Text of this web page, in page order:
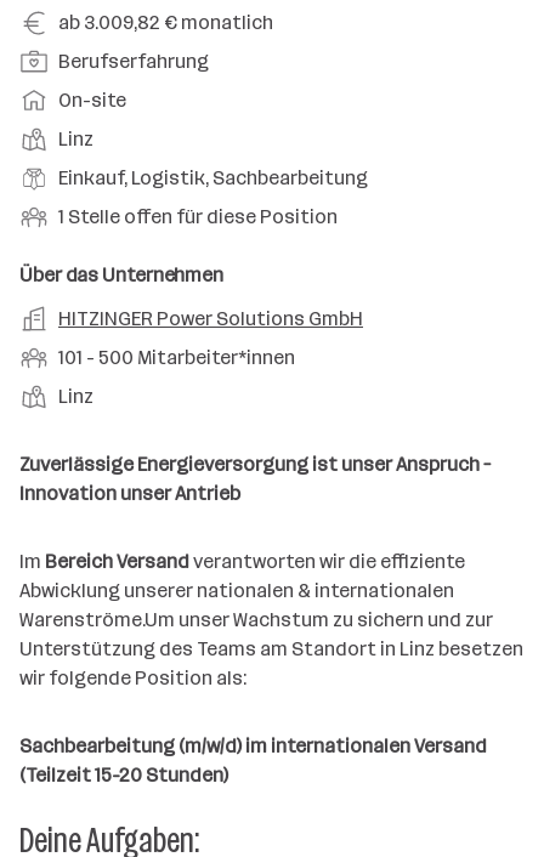
n
t
e
l
u
n
s
r
t
G
e
h
a
l
t
ab 3.009,82 € monatlich
P
o
i
t
i
n
e
b
n
Berufserfahrung
A
r
b
e
i
s
m
o
d
e
On-site
D
i
n
t
o
t
Linz
B
e
u
s
f
l
e
r
Einkauf, Logistik, Sachbearbeitung
O
f
n
e
S
l
l
n
1 Stelle offen für diese Position
Über das Unternehmen
A
r
e
t
g
b
e
r
HITZINGER Power Solutions GmbH
M
i
t
r
b
i
t
e
r
*
n
n
n
101 - 500 Mitarbeiter*innen
S
a
n
r
t
e
Linz
Zuverlässige Energieversorgung ist unser Anspruch –
Innovation unser Antrieb
Im Bereich Versandverantworten wir die effiziente
Abwicklung unserer nationalen & internationalen
Warenströme.Um unser Wachstum zu sichern und zur
Unterstützung des Teams am Standort in Linz besetzen
wir folgende Position als:
Sachbearbeitung (m/w/d) im internationalen Versand
(Teilzeit 15-20 Stunden)
Deine Aufgaben: